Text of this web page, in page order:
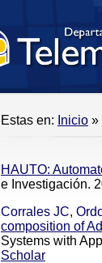
Estas en: Inicio »
HAUTO:
e Investigación.
Corrales JC,
composition of
Systems with
Scholar